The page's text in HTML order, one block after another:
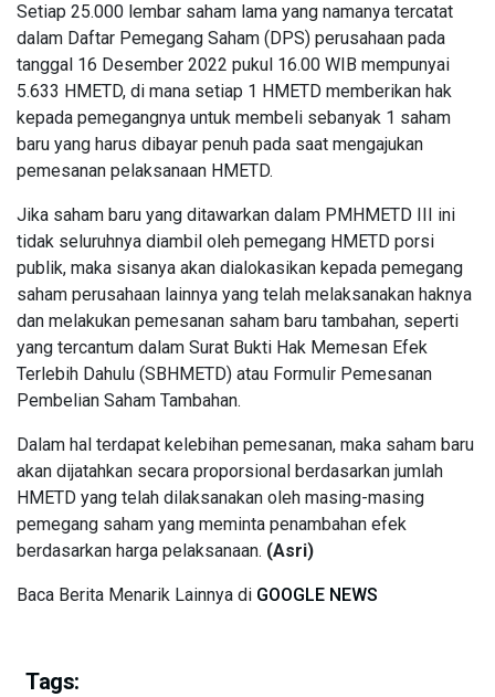
Setiap 25.000 lembar saham lama yang namanya tercatat
dalam Daftar Pemegang Saham (DPS) perusahaan pada
tanggal 16 Desember 2022 pukul 16.00 WIB mempunyai
5.633 HMETD, di mana setiap 1 HMETD memberikan hak
kepada pemegangnya untuk membeli sebanyak 1 saham
baru yang harus dibayar penuh pada saat mengajukan
pemesanan pelaksanaan HMETD.
Jika saham baru yang ditawarkan dalam PMHMETD III ini
tidak seluruhnya diambil oleh pemegang HMETD porsi
publik, maka sisanya akan dialokasikan kepada pemegang
saham perusahaan lainnya yang telah melaksanakan haknya
dan melakukan pemesanan saham baru tambahan, seperti
yang tercantum dalam Surat Bukti Hak Memesan Efek
Terlebih Dahulu (SBHMETD) atau Formulir Pemesanan
Pembelian Saham Tambahan.
Dalam hal terdapat kelebihan pemesanan, maka saham baru
akan dijatahkan secara proporsional berdasarkan jumlah
HMETD yang telah dilaksanakan oleh masing-masing
pemegang saham yang meminta penambahan efek
berdasarkan harga pelaksanaan. (Asri)
Baca Berita Menarik Lainnya di GOOGLE NEWS
Tags: